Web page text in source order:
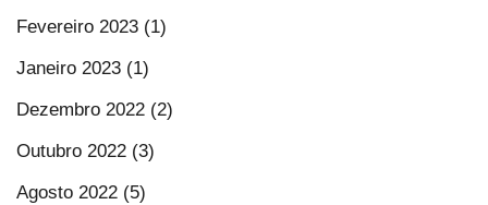
Fevereiro 2023 (1)
Janeiro 2023 (1)
Dezembro 2022 (2)
Outubro 2022 (3)
Agosto 2022 (5)